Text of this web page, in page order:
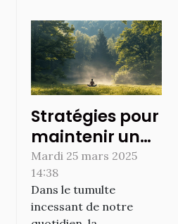
Stratégies pour
maintenir un
équilibre
émotionnel
durant votre
transformation
Mardi 25 mars 2025
14:38
Dans le tumulte
incessant de notre